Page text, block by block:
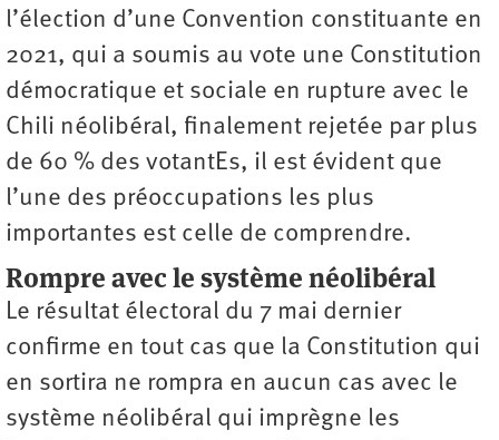
l’élection d’une Convention constituante en
2021, qui a soumis au vote une Constitution
démocratique et sociale en rupture avec le
Chili néolibéral, finalement rejetée par plus
de 60 % des votantEs, il est évident que
l’une des préoccupations les plus
importantes est celle de comprendre.
Rompre avec le système néolibéral
Le résultat électoral du 7 mai dernier
confirme en tout cas que la Constitution qui
en sortira ne rompra en aucun cas avec le
système néolibéral qui imprègne les